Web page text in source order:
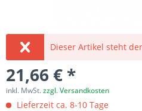
Dieser Artikel steht
21,66 € *
inkl. MwSt.zzgl. Versandkosten
Lieferzeit ca. 8-10 Tage